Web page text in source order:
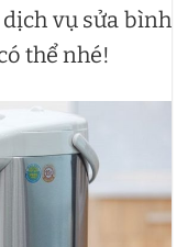
vụ sửa bình
thể nhé!